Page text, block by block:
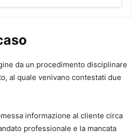
risoluzione delle controversie.
puntuale,
di riferimento.
da un procedimento disciplinare
al quale venivano contestati due
informazione al cliente circa
professionale e la mancata